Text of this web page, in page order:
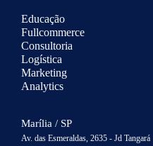
Educação
Fullcommerce
Consultoria
Logística
Marketing
Analytics
Marília / SP
Av. das Esmeraldas, 2635 - Jd Tangará